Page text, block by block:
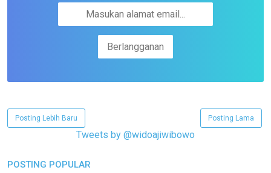
Posting Lebih Baru Posting Lama
Tweets by @widoajiwibowo
POSTING POPULAR